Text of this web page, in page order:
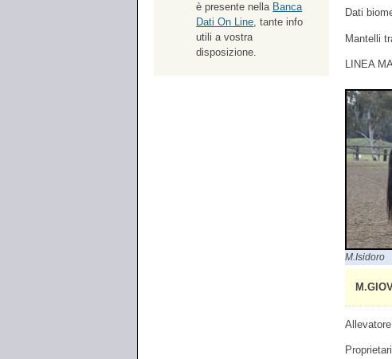
è presente nella Banca
Dati On Line , tante info
utili a vostra
disposizione.
Dati
Mantelli
LINEA
M.Isidoro